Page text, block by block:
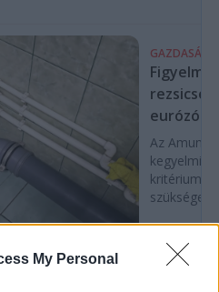
My Personal
GAZDASÁG
Az Amundi
kegyelmi